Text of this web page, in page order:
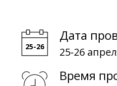
Дата
25-26
Время